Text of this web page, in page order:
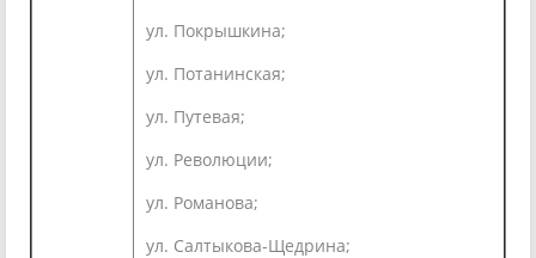
ул. Покрышкина;
ул. Потанинская;
ул. Путевая;
ул. Революции;
ул. Романова;
ул. Салтыкова-Щедрина;